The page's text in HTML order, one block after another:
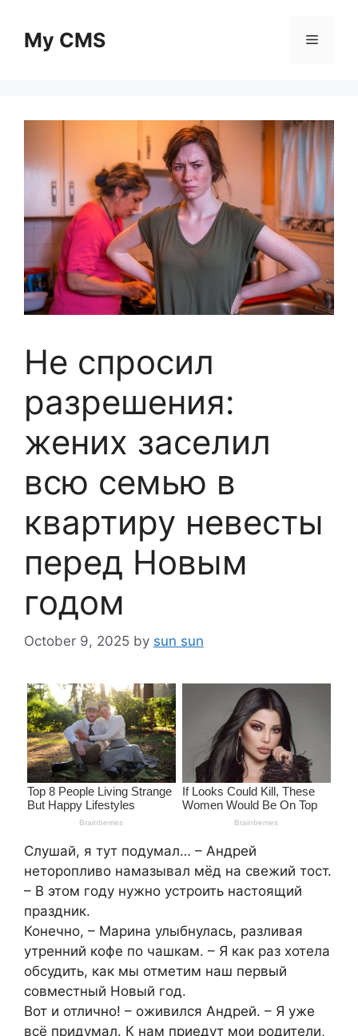
contentMy CMS Menu
Не спросил
разрешения:
жених заселил
всю семью в
квартиру невесты
перед Новым
годом
October 9, 2025 by sun sun
Слушай, я тут подумал… – Андрей
неторопливо намазывал мёд на свежий тост.
– В этом году нужно устроить настоящий
праздник.
Конечно, – Марина улыбнулась, разливая
утренний кофе по чашкам. – Я как раз хотела
обсудить, как мы отметим наш первый
совместный Новый год.
Вот и отлично! – оживился Андрей. – Я уже
всё придумал. К нам приедут мои родители,